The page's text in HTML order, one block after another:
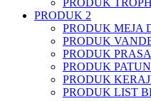
PRODUK
PRODUK 2
PRODUK MEJA
PRODUK
PRODUK
PRODUK
PRODUK
PRODUK LIST